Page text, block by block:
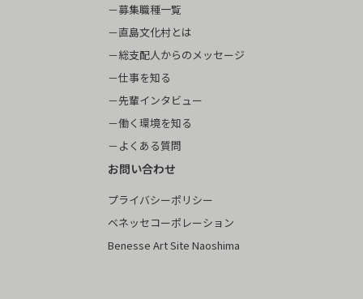
募集職種一覧
直島文化村とは
総支配人からのメッセージ
仕事を知る
先輩インタビュー
働く環境を知る
よくある質問
お問い合わせ
プライバシーポリシー
ベネッセコーポレーション
Benesse Art Site Naoshima